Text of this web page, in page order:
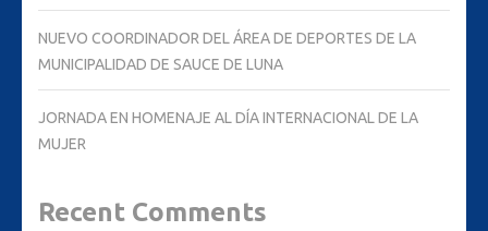
NUEVO COORDINADOR DEL ÁREA DE DEPORTES DE LA
MUNICIPALIDAD DE SAUCE DE LUNA
JORNADA EN HOMENAJE AL DÍA INTERNACIONAL DE LA
MUJER
Recent Comments